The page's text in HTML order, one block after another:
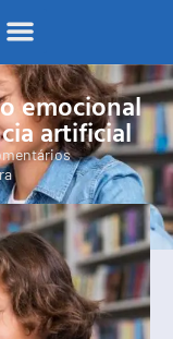
emocional
artificial